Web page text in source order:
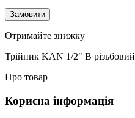
Замовити
Отримайте знижку
Трійник KAN 1/2" В різьбовий
Про товар
Корисна інформація